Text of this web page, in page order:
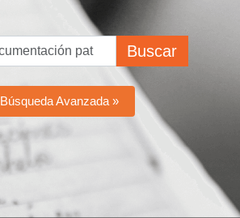
Buscar
Búsqueda Avanzada »